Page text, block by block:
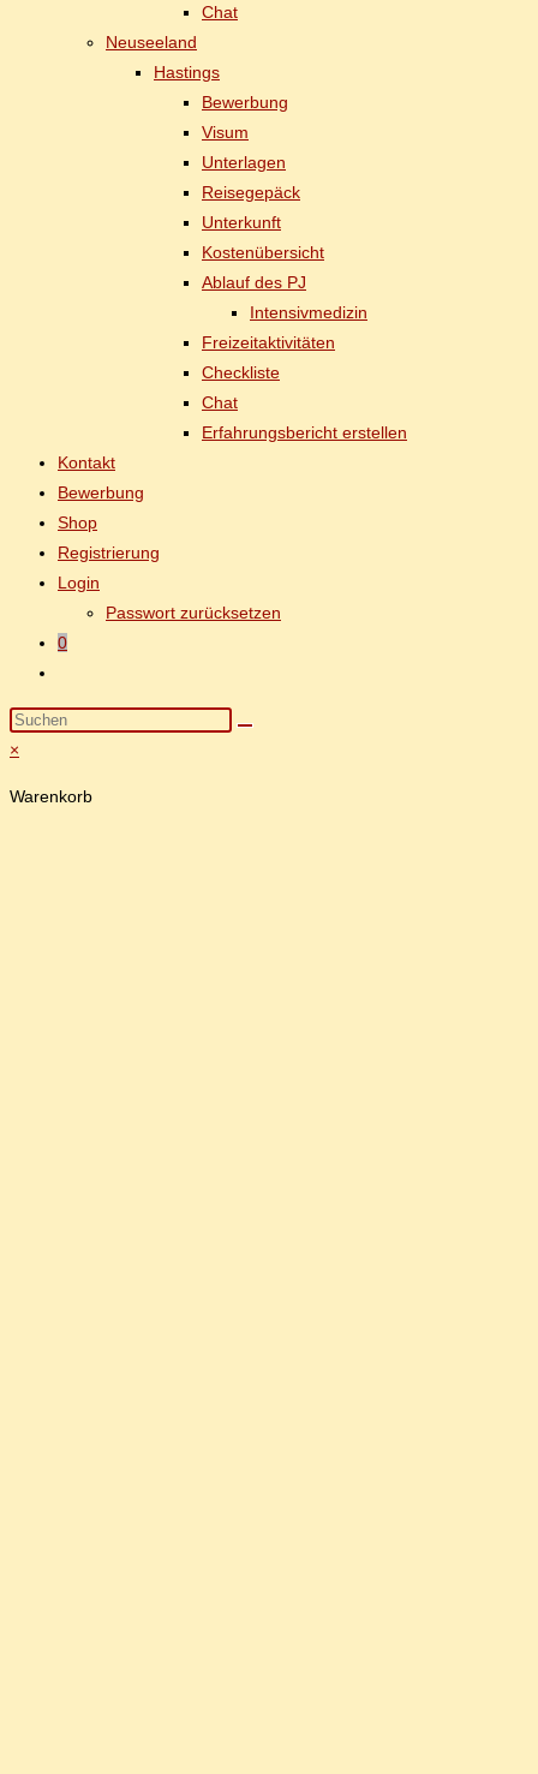
Chat
Neu­see­land
Has­tings
Be­wer­bung
Vi­sum
Un­ter­la­gen
Rei­se­ge­päck
Un­ter­kunft
Kos­ten­über­sicht
Ab­lauf des PJ
In­ten­siv­me­di­zin
Frei­zeit­ak­ti­vi­tä­ten
Check­lis­te
Chat
Er­fah­rungs­be­richt erstellen
Kon­takt
Be­wer­bung
Shop
Re­gis­trie­rung
Log­in
Pass­wort zurücksetzen
0
×
Warenkorb